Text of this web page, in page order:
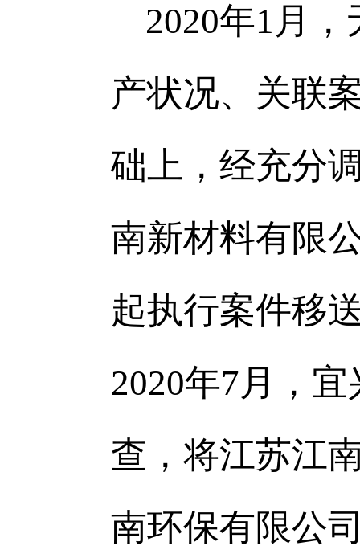
2020年1月，
产状况、关联
础上，经充分
南新材料有限
起执行案件移
2020年7月，
查，将江苏江
南环保有限公